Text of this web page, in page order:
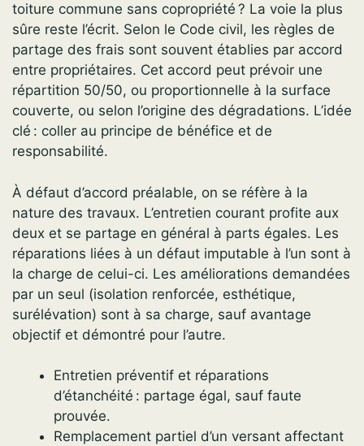
toiture commune sans copropriété ? La voie la plus
sûre reste l’écrit. Selon le Code civil, les règles de
partage des frais sont souvent établies par accord
entre propriétaires. Cet accord peut prévoir une
répartition 50/50, ou proportionnelle à la surface
couverte, ou selon l’origine des dégradations. L’idée
clé : coller au principe de bénéfice et de
responsabilité.
À défaut d’accord préalable, on se réfère à la
nature des travaux. L’entretien courant profite aux
deux et se partage en général à parts égales. Les
réparations liées à un défaut imputable à l’un sont à
la charge de celui-ci. Les améliorations demandées
par un seul (isolation renforcée, esthétique,
surélévation) sont à sa charge, sauf avantage
objectif et démontré pour l’autre.
Entretien préventif et réparations
d’étanchéité : partage égal, sauf faute
prouvée.
Remplacement partiel d’un versant affectant